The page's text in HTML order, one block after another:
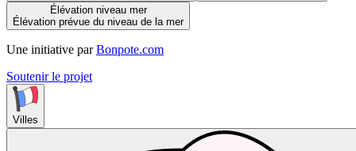
Élévation niveau mer
Élévation prévue du niveau de la mer
Une initiative par Bonpote.com
Soutenir le projet
Villes